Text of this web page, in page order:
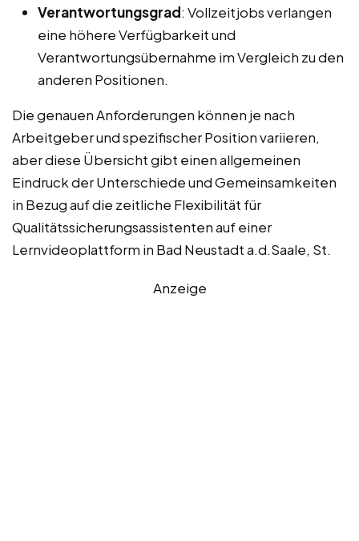
Verantwortungsgrad: Vollzeitjobs verlangen
eine höhere Verfügbarkeit und
Verantwortungsübernahme im Vergleich zu den
anderen Positionen.
Die genauen Anforderungen können je nach
Arbeitgeber und spezifischer Position variieren,
aber diese Übersicht gibt einen allgemeinen
Eindruck der Unterschiede und Gemeinsamkeiten
in Bezug auf die zeitliche Flexibilität für
Qualitätssicherungsassistenten auf einer
Lernvideoplattform in Bad Neustadt a.d.Saale, St.
Anzeige